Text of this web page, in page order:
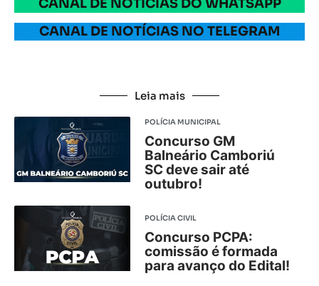
CANAL DE NOTÍCIAS DO WHATSAPP
CANAL DE NOTÍCIAS NO TELEGRAM
Leia mais
POLÍCIA MUNICIPAL
Concurso GM
Balneário Camboriú
SC deve sair até
outubro!
POLÍCIA CIVIL
Concurso PCPA:
comissão é formada
para avanço do Edital!